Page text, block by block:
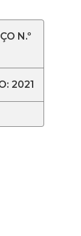
N.º
2021